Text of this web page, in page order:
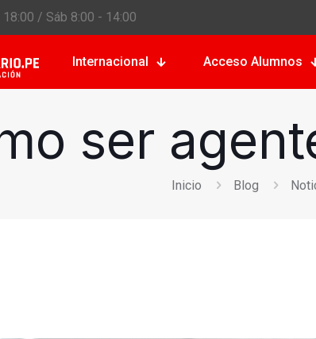
/ Sáb 8:00 - 14:00
Internacional Acceso Alumnos
ser
Inicio Blog